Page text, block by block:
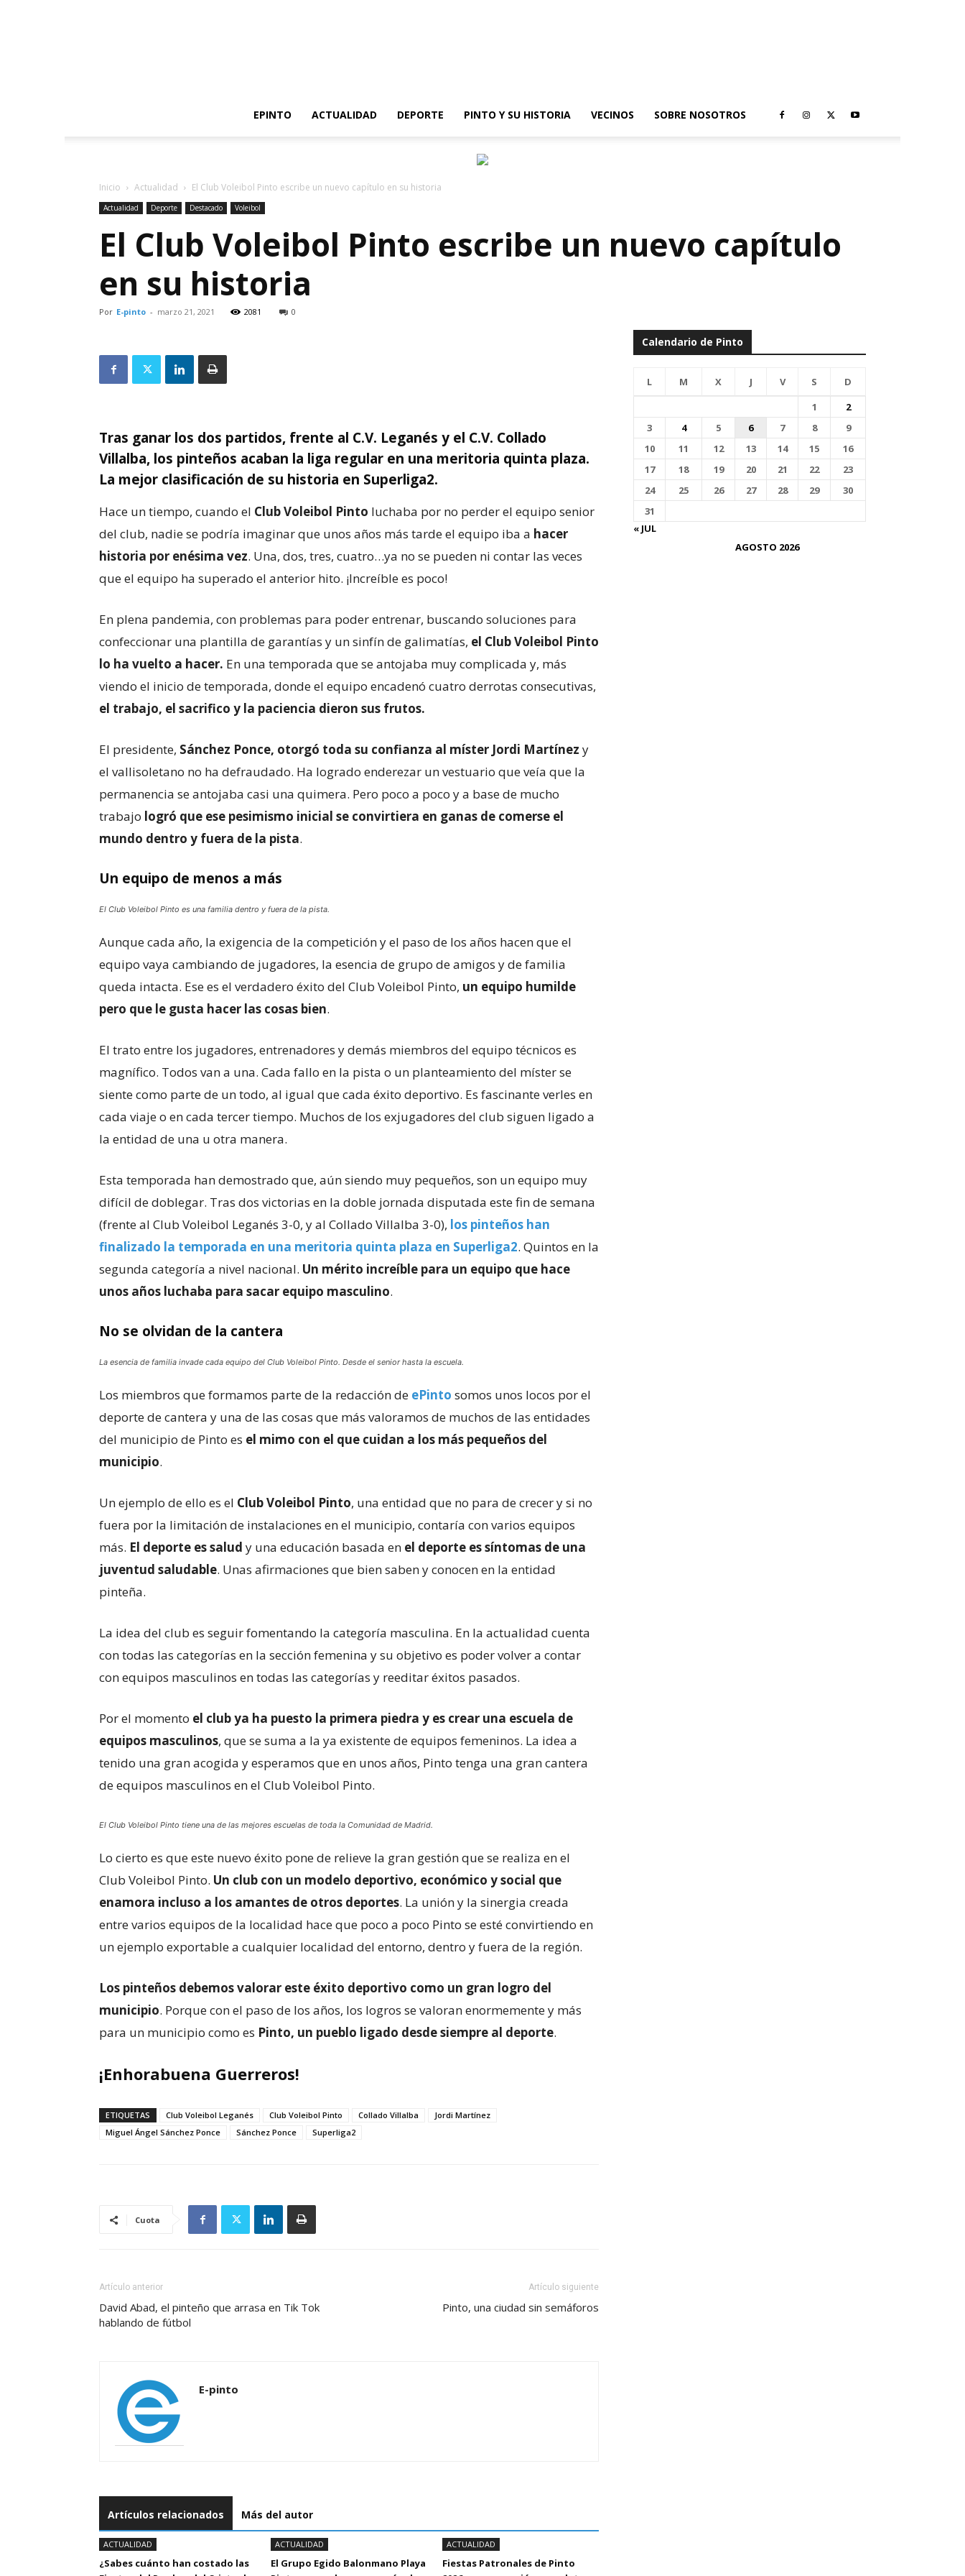
EPINTO
ACTUALIDAD DEPORTE PINTO Y SU HISTORIA VECINOS SOBRE NOSOTROS
Inicio Actualidad El Club Voleibol Pinto escribe un nuevo capítulo en su historia
Actualidad Deporte Destacado Voleibol
El Club Voleibol Pinto escribe un nuevo capítulo
en su historia
Por E-pinto - marzo 21, 2021 2081 0
Tras ganar los dos partidos, frente al C.V. Leganés y el C.V. Collado
Villalba, los pinteños acaban la liga regular en una meritoria quinta plaza.
La mejor clasificación de su historia en Superliga2.
Hace un tiempo, cuando el Club Voleibol Pinto luchaba por no perder el equipo senior
del club, nadie se podría imaginar que unos años más tarde el equipo iba a hacer
historia por enésima vez. Una, dos, tres, cuatro…ya no se pueden ni contar las veces
que el equipo ha superado el anterior hito. ¡Increíble es poco!
En plena pandemia, con problemas para poder entrenar, buscando soluciones para
confeccionar una plantilla de garantías y un sinfín de galimatías, el Club Voleibol Pinto
lo ha vuelto a hacer. En una temporada que se antojaba muy complicada y, más
viendo el inicio de temporada, donde el equipo encadenó cuatro derrotas consecutivas,
el trabajo, el sacrifico y la paciencia dieron sus frutos.
El presidente, Sánchez Ponce, otorgó toda su confianza al míster Jordi Martínez y
el vallisoletano no ha defraudado. Ha logrado enderezar un vestuario que veía que la
permanencia se antojaba casi una quimera. Pero poco a poco y a base de mucho
trabajo logró que ese pesimismo inicial se convirtiera en ganas de comerse el
mundo dentro y fuera de la pista.
Un equipo de menos a más
El Club Voleibol Pinto es una familia dentro y fuera de la pista.
Aunque cada año, la exigencia de la competición y el paso de los años hacen que el
equipo vaya cambiando de jugadores, la esencia de grupo de amigos y de familia
queda intacta. Ese es el verdadero éxito del Club Voleibol Pinto, un equipo humilde
pero que le gusta hacer las cosas bien.
El trato entre los jugadores, entrenadores y demás miembros del equipo técnicos es
magnífico. Todos van a una. Cada fallo en la pista o un planteamiento del míster se
siente como parte de un todo, al igual que cada éxito deportivo. Es fascinante verles en
cada viaje o en cada tercer tiempo. Muchos de los exjugadores del club siguen ligado a
la entidad de una u otra manera.
Esta temporada han demostrado que, aún siendo muy pequeños, son un equipo muy
difícil de doblegar. Tras dos victorias en la doble jornada disputada este fin de semana
(frente al Club Voleibol Leganés 3-0, y al Collado Villalba 3-0), los pinteños han
finalizado la temporada en una meritoria quinta plaza en Superliga2. Quintos en la
segunda categoría a nivel nacional. Un mérito increíble para un equipo que hace
unos años luchaba para sacar equipo masculino.
No se olvidan de la cantera
La esencia de familia invade cada equipo del Club Voleibol Pinto. Desde el senior hasta la escuela.
Los miembros que formamos parte de la redacción de ePinto somos unos locos por el
deporte de cantera y una de las cosas que más valoramos de muchos de las entidades
del municipio de Pinto es el mimo con el que cuidan a los más pequeños del
municipio.
Un ejemplo de ello es el Club Voleibol Pinto, una entidad que no para de crecer y si no
fuera por la limitación de instalaciones en el municipio, contaría con varios equipos
más. El deporte es salud y una educación basada en el deporte es síntomas de una
juventud saludable. Unas afirmaciones que bien saben y conocen en la entidad
pinteña.
La idea del club es seguir fomentando la categoría masculina. En la actualidad cuenta
con todas las categorías en la sección femenina y su objetivo es poder volver a contar
con equipos masculinos en todas las categorías y reeditar éxitos pasados.
Por el momento el club ya ha puesto la primera piedra y es crear una escuela de
equipos masculinos, que se suma a la ya existente de equipos femeninos. La idea a
tenido una gran acogida y esperamos que en unos años, Pinto tenga una gran cantera
de equipos masculinos en el Club Voleibol Pinto.
El Club Voleibol Pinto tiene una de las mejores escuelas de toda la Comunidad de Madrid.
Lo cierto es que este nuevo éxito pone de relieve la gran gestión que se realiza en el
Club Voleibol Pinto. Un club con un modelo deportivo, económico y social que
enamora incluso a los amantes de otros deportes. La unión y la sinergia creada
entre varios equipos de la localidad hace que poco a poco Pinto se esté convirtiendo en
un ejemplo exportable a cualquier localidad del entorno, dentro y fuera de la región.
Los pinteños debemos valorar este éxito deportivo como un gran logro del
municipio. Porque con el paso de los años, los logros se valoran enormemente y más
para un municipio como es Pinto, un pueblo ligado desde siempre al deporte.
¡Enhorabuena Guerreros!
ETIQUETAS Club Voleibol Leganés Club Voleibol Pinto Collado Villalba
Jordi Martínez
Miguel Ángel Sánchez Ponce
Sánchez Ponce Superliga2
Cuota
Artículo anterior
David Abad, el pinteño que arrasa en Tik Tok
hablando de fútbol
Artículo siguiente
Pinto, una ciudad sin semáforos
E-pinto
Artículos relacionados Más del autor
ACTUALIDAD
¿Sabes cuánto han costado las
ACTUALIDAD
El Grupo Egido Balonmano Playa
ACTUALIDAD
Fiestas Patronales de Pinto
Calendario de Pinto
AGOSTO 2026
L M X J V S
D
1
2
3
4 5 6 7 8
9
10
11 12 13 14 15
16
17
18 19 20 21 22
23
24
25 26 27 28 29
30
31
« JUL